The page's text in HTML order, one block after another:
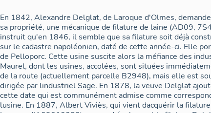
En 1842, Alexandre Delglat, de Laroque d'Olmes, demande l'autorisation de construire sur sa propriété, une mécanique de filature de laine (AD09, 7S465). Si son dossier n'est instruit qu'en 1846, il semble que sa filature soit déjà construite en 1842 car elle figure sur le cadastre napoléonien, daté de cette année-ci. Elle porte alors le nom de Mécanique de Pelloporc. Cette usine suscite alors la méfiance des industriels laroquais Ponsein et Maurel, dont les usines, accolées, sont situées immédiatement en amont, de lautre côté de la route (actuellement parcelle B2948), mais elle est soutenue par la municipalité, dirigée par lindustriel Sage. En 1878, la veuve Delglat ajoute un foulon à sa filature ; cest cette date qui est communément admise comme correspondant à la date de fondation de lusine. En 1887, Albert Viviès, qui vient dacquérir la filature Maurel située sur le canal de Laroque (IA09010080), reprend également la filature Delglat. La crise de la fin du XIXe conduit à l'émergence d'un nouveau patronat. Léon Fonquernie et Antoine Ricalens prennent la relève. De nouvelles pratiquent ouvrières se mettent en place avec la naissance des syndicats et des grèves comme moyen de pression (Boulbès et Aussaguès 2006, p. 352). En 1908 Léon Fonquernie, déjà propriétaire de l'ancienne usine Ponsein-Maurel à Laroque achète cette usine et l'agrandit. A proximité de son atelier de tissage, il construit en 1910 une autre fabrique de métiers et ajoute en 1912 une carderie. C'est à cette période qu'apparaissent les usines intégrées (comprenant toutes les étapes de fabrication du tissu cardé) ; ce qui est le cas des draperies Fonquernie. Pendant la Première Guerre mondiale, l'usine fabrique des molletières et des gants pour les soldats. Ces gants avaient la particularité de ne recouvrir que les 3 derniers doigts, laissant ainsi les deux premiers libres, pour le tir (Roger Latour, 2006, p. 89). Le 9 novembre 1925, Léon Fonquernie, industriel (né le 12 avril 1859) et ses fils Constant (né le 5 octobre 1891), Léopold (né le 22 octobre 1897) et Louis (né le 31 mai 1907), mineur émancipé, comparaissent pour former une SARL ayant pour objet la fabrication et la vente de draps, nommée SARL Léon Fonquernie & ses fils. La société débute rétroactivement son existence à compter du 1er novembre, et dispose dun capital social de 1,5 million de francs, comprenant létablissement industriel et commercial déjà détenu par Léon Fonquernie (valeur 400 000 francs) et terrains et immeubles (900 000 francs), et un apport de 200 000 francs par chacun des fils. Le capital social est alors divisé en 300 parts de 5 000 francs, Léon Fonquernie en détenant 180. Léon et Léopold Fonquernie sont associés gérants. En 1929, Constant Fonquernie cède toutes ses parts, et « devient complètement étranger à lentreprise tant pour le passé que pour lavenir » (AD09, 9u732). Léon Fonquernie cède la gérance à ses deux fils Léopold et Louis, et meurt le 11 janvier 1933. Début 1935, les fils Fonquernie procèdent au partage des parts sociales de leur défunt père : celles-ci sont attribuées à leurs deux surs Elise et à leur frère Constant Fonquernie, lesquels les reversent immédiatement à Léopold et Louis, qui dès lors se partagent à eux seuls les 300 parts sociales. La raison sociale de lentreprise est modifiée et devient « Anciens Ets Léon Fonquernie et ses fils ». La famille Fonquernie dispose à cette époque de nombreux immeubles, comprenant outre des maisons à Laroque, le domaine de Bordeneuve, à Lagarde, acquis par Léopold auprès du duc de Lévis-Mirepoix en 1920, ou encore le domaine du Moulin dEnfour, entre Tabre et Laroque, acquis par Louis auprès dAlexandre Maris, propriétaire lavelanétien, en 1928. Les Fonquernie sont aussi propriétaires dune usine textile située à Confolens, en Charente. La cheminée d'usine date probablement des années 1930 (on a la trace d'un devis du constructeur tarnais Chabrouty, adressé en 1932 aux Ets Fonquernie, pour une cheminée de 32 mètres de haut). A la Libération, un ouvrier a planté le drapeau français à son sommet. La cheminée a ultérieurement été étêtée en deux fois, si bien que son couronnement a aujourd'hui disparu. En septembre 1951, Léopold Fonquernie demande l'autorisation d'installer un dépôt d'hydrocarbures destiné au stockage de 180 mètres cubes de mazout, dans son usine de Pelleporc, à Laroque d'Olmes. Il est alors gérant de la Société à Responsabilité limitée « Anciens Etablissements Léon Fonquernie et ses fils » (AD09, 482W83). L'autorisation a été acceptée en décembre 1951. En 1958, la société prend le statut de société anonyme. En 1961, le PDG de l'usine est toujours Léopold Fonquernie. En avril 1961, il demande d'autorisation d'agrandir l'usine. A cette occasion, la sous-préfecture signale que lusine na pas été déclarée au titre des établissements classés selon la loi de 1917 sur les établissements dangereux. Ce nouveau bâtiment, situé sur la parcelle 1184 de la section B (actuellement extrémité sud de la parcelle B3286) sera utilisé pour le dépôt en transit des textiles au départ et des laines à l'arrivée. Il servira aussi de local d'emballage et de manutention. Dans le dossier il est dit que l'usine fonctionne depuis plus de 100 ans. Totalement intégrée, elle assure sur ce même site lensemble des activités, de la réception de la laine en suint, au tissu fini, en passant donc par la filature, le tissage et la teinture en bourre ou pièce. Les premières grandes difficultés apparaissent vers 1977 : la société, en mal de modernisation, ne peut honorer certains de ses engagements et certains clients se retirent, faute davoir été correctement livrés. A la fin de sa période active, lentreprise Fonquernie réalise des tissus haut de gamme de type tweed, shetland, fantaisie, quelle écoule en France mais aussi de façon importante en Allemagne (70% de la production est exportée). Ses points faibles sont cependant la faible extension de la gamme produite, une diversification limitée au-delà de lhabillement féminin pur cardé, un réseau de partenaires commerciaux limité (6 clients font 80 % du chiffre) et labsence de réelle stratégie marketing et de contrôle efficace des stocks. Le matériel apparaît comme vétuste et le management obsolète, du fait de labsence dune réelle direction générale et de conflits importants entre les équipes de fabrication et de commercialisation. Dans les années 1970, le chiffre daffaires